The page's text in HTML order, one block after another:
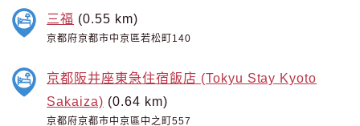
三福 (0.55 km)
京都府京都市中京區若松町140
京都阪井座東急住宿飯店 (Tokyu Stay Kyoto
Sakaiza) (0.64 km)
京都府京都市中京區中之町557